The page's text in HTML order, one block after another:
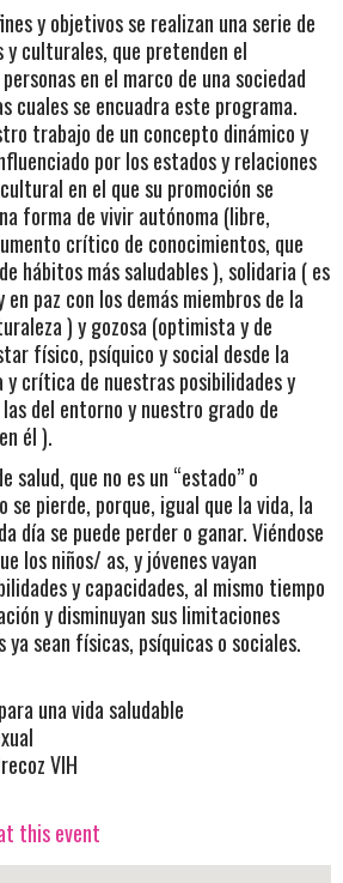
y objetivos se realizan una serie de
culturales, que pretenden el
en el marco de una sociedad
cuales se encuadra este programa.
trabajo de un concepto dinámico y
por los estados y relaciones
en el que su promoción se
forma de vivir autónoma (libre,
crítico de conocimientos, que
hábitos más saludables ), solidaria ( es
paz con los demás miembros de la
) y gozosa (optimista y de
físico, psíquico y social desde la
y crítica de nuestras posibilidades y
del entorno y nuestro grado de
él ).
salud, que no es un “estado” o
se pierde, porque, igual que la vida, la
día se puede perder o ganar. Viéndose
los niños/ as, y jóvenes vayan
y capacidades, al mismo tiempo
y disminuyan sus limitaciones
ya sean físicas, psíquicas o sociales.
una vida saludable
VIH
this event